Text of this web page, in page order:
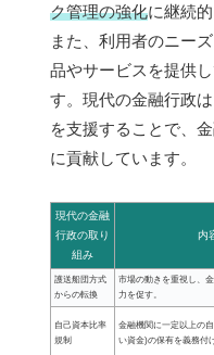
ク管理の強化に継続
また、利用者のニー
品やサービスを提供
す。現代の金融行政
を支援することで、
に貢献しています。
現代の金融
行政の取り
組み
内
護送船団方式
からの転換
市場の動きを重視し、
力を促す。
自己資本比率
規制
金融機関に一定以上の
い資金)の保有を義務付